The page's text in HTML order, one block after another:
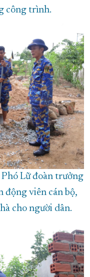
công trình.
Lữ đoàn trưởng
động viên cán bộ,
cho người dân.